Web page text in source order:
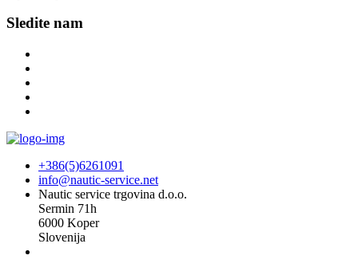
Sledite nam
+386(5)6261091
info@nautic-service.net
Nautic service trgovina d.o.o.
Sermin 71h
6000 Koper
Slovenija